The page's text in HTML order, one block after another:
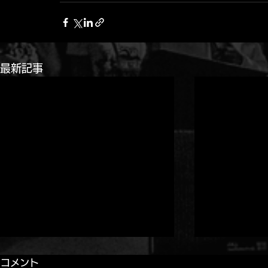
最新記事
コメント